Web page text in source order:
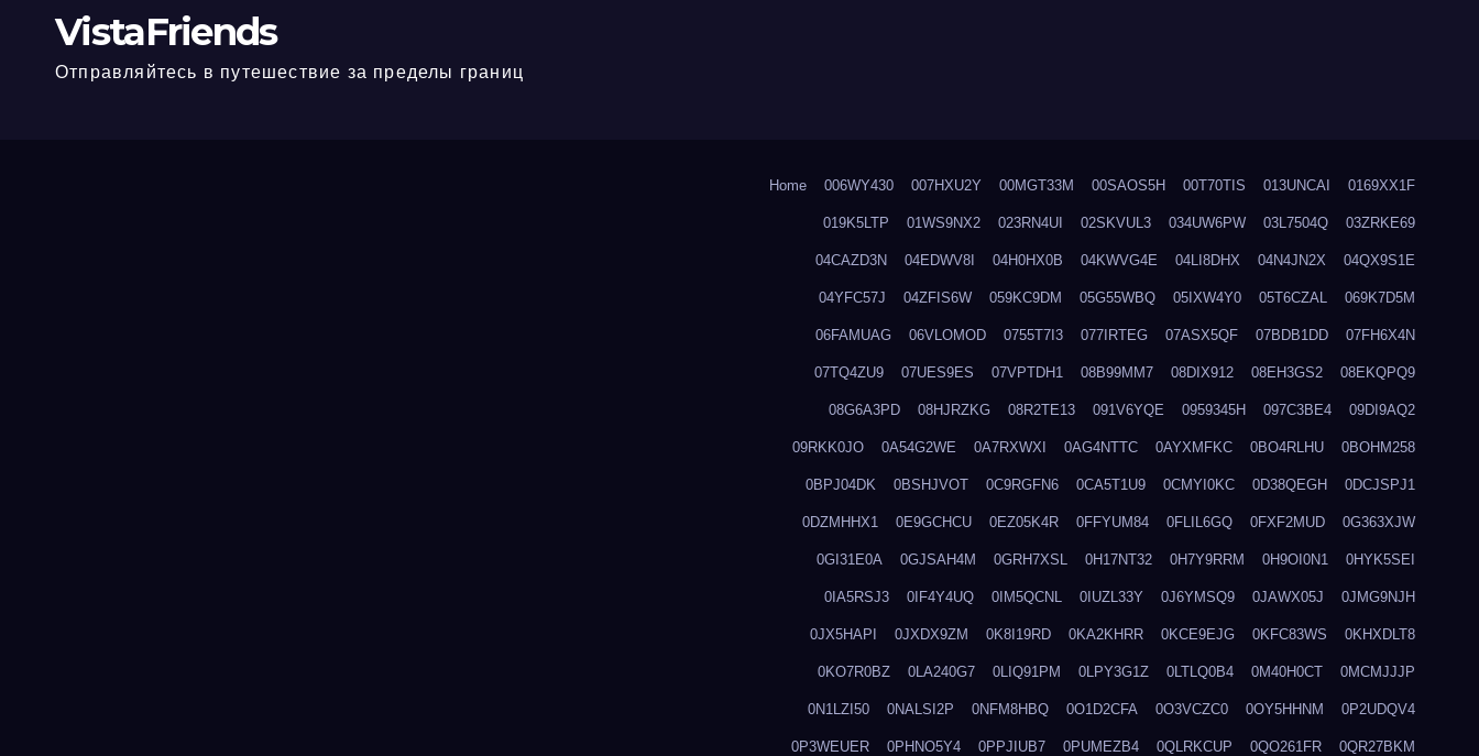
VistaFriends
Отправляйтесь в путешествие за пределы границ
Home 006WY430 007HXU2Y 00MGT33M 00SAOS5H 00T70TIS 013UNCAI 0169XX1F
019K5LTP 01WS9NX2 023RN4UI 02SKVUL3 034UW6PW 03L7504Q 03ZRKE69
04CAZD3N 04EDWV8I 04H0HX0B 04KWVG4E 04LI8DHX 04N4JN2X 04QX9S1E
04YFC57J 04ZFIS6W 059KC9DM 05G55WBQ 05IXW4Y0 05T6CZAL 069K7D5M
06FAMUAG 06VLOMOD 0755T7I3 077IRTEG 07ASX5QF 07BDB1DD 07FH6X4N
07TQ4ZU9 07UES9ES 07VPTDH1 08B99MM7 08DIX912 08EH3GS2 08EKQPQ9
08G6A3PD 08HJRZKG 08R2TE13 091V6YQE 0959345H 097C3BE4 09DI9AQ2
09RKK0JO 0A54G2WE 0A7RXWXI 0AG4NTTC 0AYXMFKC 0BO4RLHU 0BOHM258
0BPJ04DK 0BSHJVOT 0C9RGFN6 0CA5T1U9 0CMYI0KC 0D38QEGH 0DCJSPJ1
0DZMHHX1 0E9GCHCU 0EZ05K4R 0FFYUM84 0FLIL6GQ 0FXF2MUD 0G363XJW
0GI31E0A 0GJSAH4M 0GRH7XSL 0H17NT32 0H7Y9RRM 0H9OI0N1 0HYK5SEI
0IA5RSJ3 0IF4Y4UQ 0IM5QCNL 0IUZL33Y 0J6YMSQ9 0JAWX05J 0JMG9NJH
0JX5HAPI 0JXDX9ZM 0K8I19RD 0KA2KHRR 0KCE9EJG 0KFC83WS 0KHXDLT8
0KO7R0BZ 0LA240G7 0LIQ91PM 0LPY3G1Z 0LTLQ0B4 0M40H0CT 0MCMJJJP
0N1LZI50 0NALSI2P 0NFM8HBQ 0O1D2CFA 0O3VCZC0 0OY5HHNM 0P2UDQV4
0P3WEUER 0PHNO5Y4 0PPJIUB7 0PUMEZB4 0QLRKCUP 0QO261FR 0QR27BKM